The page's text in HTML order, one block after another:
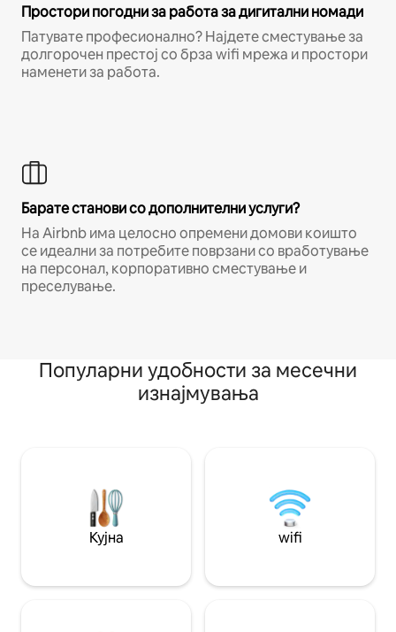
Простори погодни за работа за дигитални номади
Патувате професионално? Најдете сместување за
долгорочен престој со брза wifi мрежа и простори
наменети за работа.
Барате станови со дополнителни услуги?
На Airbnb има целосно опремени домови коишто
се идеални за потребите поврзани со вработување
на персонал, корпоративно сместување и
преселување.
Популарни удобности за месечни
изнајмувања
Кујна wifi